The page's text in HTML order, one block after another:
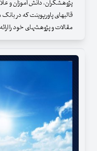
پژوهشگران، دانش آموزان و
قالبهای پاورپوینت که در
مقالات و پژوهشهای خود را ارائه